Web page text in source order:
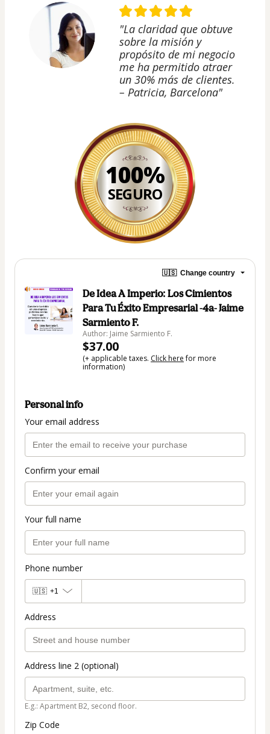
"La claridad que obtuve
sobre la misión y
propósito de mi negocio
me ha permitido atraer
un 30% más de clientes.
– Patricia, Barcelona"
100%
SEGURO
🇺🇸 Change country
De Idea A Imperio: Los Cimientos
Para Tu Éxito Empresarial -4a- Jaime
Sarmiento F.
Author: Jaime Sarmiento F.
$37.00
(+ applicable taxes. Click herefor more
information)
Personal info
Your email address
Confirm your email
Your full name
Phone number
🇺🇸 +1
Address
Address line 2 (optional)
E.g.: Apartment B2, second floor.
Zip Code